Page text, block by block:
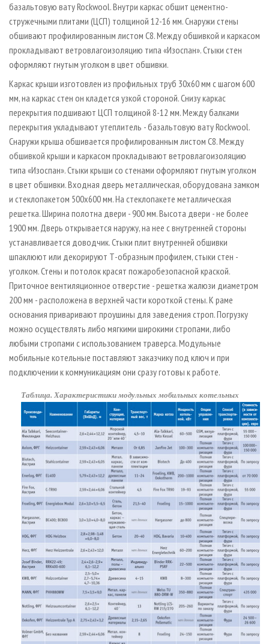
базальтовую вату Rockwool. Внутри каркас обшит цементно-
стружечными плитами (ЦСП) толщиной 12-16 мм. Снаружи стены
обшивают профилированным листом С8. Между обшивкой и каркасом
прокладывают ветровлагоизоляцию типа «Изоспан». Стыки стен
оформляют гнутым уголком в цвет обшивки.
Каркас крыши изготовлен из профильных труб 30х60 мм с шагом 600
мм, на каркас стен он кладется узкой стороной. Снизу каркас
перекрытия подшивают ЦСП толщиной 8-12 мм. Между балками
перекрытия укладывают утеплитель - базальтовую вату Rockwool.
Снаружи крыша обшивается профилированным листом С8. Между
обшивкой крыши и каркасом прокладывают ветровлагоизоляцию
типа «Изоспан». Стыки крыши со стенами оформляют гнутым уголком
в цвет обшивки. Входная дверь металлическая, оборудована замком
и стеклопакетом 500x600 мм. На стеклопакете металлическая
решетка. Ширина полотна двери - 900 мм. Высота двери - не более
1900 мм. Дверь открывается наружу, на нее с внутренней стороны
устанавливается доводчик. Стыки плит внутренней обшивки
шпаклюют или декорируют Т-образным профилем, стыки стен -
уголком. Стены и потолок красят пожаробезопасной краской.
Приточное вентиляционное отверстие - решетка жалюзи диаметром
200 мм - расположена в верхней части короткой стены. К раме
основания приваривают проушины для заведения строп. Погрузку
можно осуществлять либо мягкими широкими стропами, либо
любыми стропами с использованием траверса. Модульные
мобильные котельные поставляют заказчику под ключ и при
подключении к коммуникациям они сразу готовы к работе.
Таблица. Характеристики модульных мобильных котельных